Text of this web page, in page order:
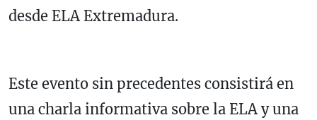
desde ELA Extremadura.
Este evento sin precedentes consistirá en
una charla informativa sobre la ELA y una